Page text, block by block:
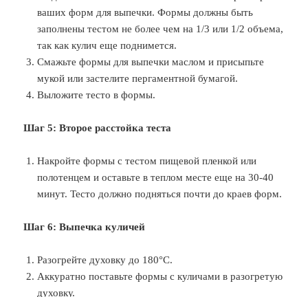
ваших форм для выпечки. Формы должны быть
заполнены тестом не более чем на 1/3 или 1/2 объема,
так как кулич еще поднимется.
Смажьте формы для выпечки маслом и присыпьте
мукой или застелите пергаментной бумагой.
Выложите тесто в формы.
Шаг 5: Второе расстойка теста
Накройте формы с тестом пищевой пленкой или
полотенцем и оставьте в теплом месте еще на 30-40
минут. Тесто должно подняться почти до краев форм.
Шаг 6: Выпечка куличей
Разогрейте духовку до 180°C.
Аккуратно поставьте формы с куличами в разогретую
духовку.